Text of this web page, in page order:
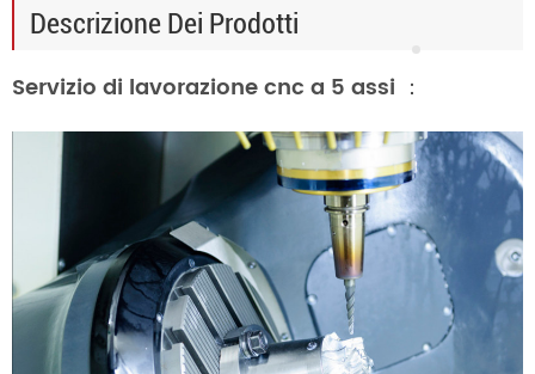
Descrizione Dei Prodotti
Servizio di lavorazione cnc a 5 assi ：